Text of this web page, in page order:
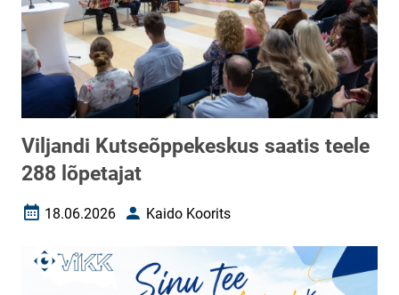
Viljandi Kutseõppekeskus saatis teele
288 lõpetajat
Loomise kuupäev
18.06.2026 AutorKaido Koorits